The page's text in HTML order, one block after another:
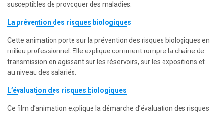
susceptibles de provoquer des maladies.
La prévention des risques biologiques
Cette animation porte sur la prévention des risques biologiques en
milieu professionnel. Elle explique comment rompre la chaîne de
transmission en agissant sur les réservoirs, sur les expositions et
au niveau des salariés.
L’évaluation des risques biologiques
Ce film d’animation explique la démarche d’évaluation des risques